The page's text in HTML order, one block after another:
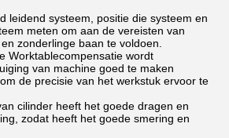
leidend systeem, positie die systeem en
meten om aan de vereisten van
zonderlinge baan te voldoen.
Worktablecompensatie wordt
van machine goed te maken
de precisie van het werkstuk ervoor te
cilinder heeft het goede dragen en
zodat heeft het goede smering en